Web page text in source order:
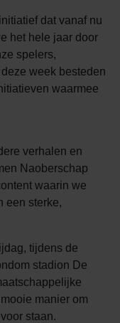
dat vanaf nu
het hele jaar door
spelers,
week besteden
waarmee
verhalen en
Naoberschap
waarin we
een sterke,
tijdens de
stadion De
manier om
staan.